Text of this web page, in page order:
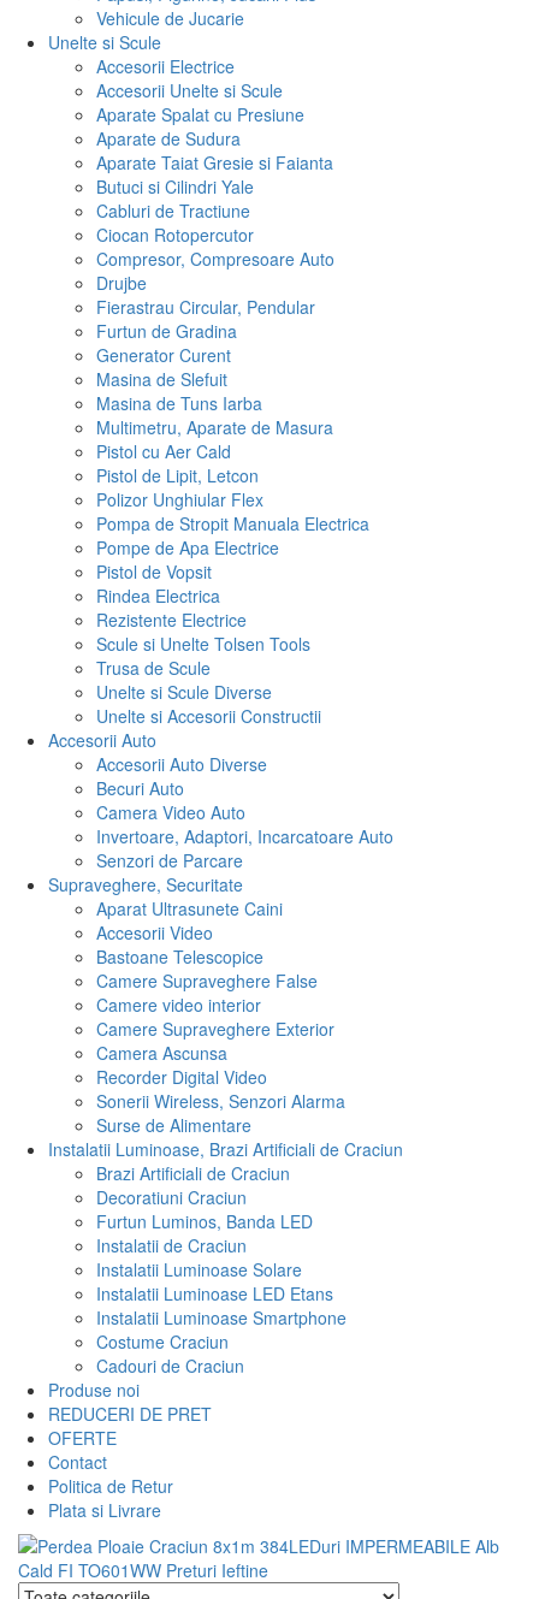
Vehicule de Jucarie
Unelte si Scule
Accesorii Electrice
Accesorii Unelte si Scule
Aparate Spalat cu Presiune
Aparate de Sudura
Aparate Taiat Gresie si Faianta
Butuci si Cilindri Yale
Cabluri de Tractiune
Ciocan Rotopercutor
Compresor, Compresoare Auto
Drujbe
Fierastrau Circular, Pendular
Furtun de Gradina
Generator Curent
Masina de Slefuit
Masina de Tuns Iarba
Multimetru, Aparate de Masura
Pistol cu Aer Cald
Pistol de Lipit, Letcon
Polizor Unghiular Flex
Pompa de Stropit Manuala Electrica
Pompe de Apa Electrice
Pistol de Vopsit
Rindea Electrica
Rezistente Electrice
Scule si Unelte Tolsen Tools
Trusa de Scule
Unelte si Scule Diverse
Unelte si Accesorii Constructii
Accesorii Auto
Accesorii Auto Diverse
Becuri Auto
Camera Video Auto
Invertoare, Adaptori, Incarcatoare Auto
Senzori de Parcare
Supraveghere, Securitate
Aparat Ultrasunete Caini
Accesorii Video
Bastoane Telescopice
Camere Supraveghere False
Camere video interior
Camere Supraveghere Exterior
Camera Ascunsa
Recorder Digital Video
Sonerii Wireless, Senzori Alarma
Surse de Alimentare
Instalatii Luminoase, Brazi Artificiali de Craciun
Brazi Artificiali de Craciun
Decoratiuni Craciun
Furtun Luminos, Banda LED
Instalatii de Craciun
Instalatii Luminoase Solare
Instalatii Luminoase LED Etans
Instalatii Luminoase Smartphone
Costume Craciun
Cadouri de Craciun
Produse noi
REDUCERI DE PRET
OFERTE
Contact
Politica de Retur
Plata si Livrare